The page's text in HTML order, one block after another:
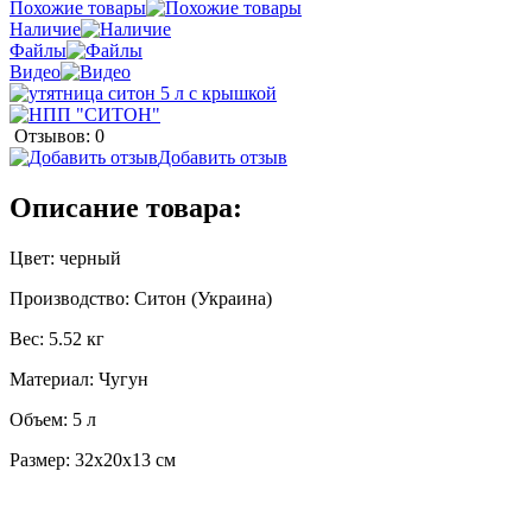
Похожие товары
Наличие
Файлы
Видео
Отзывов: 0
Добавить отзыв
Описание товара:
Цвет: черный
Производство: Ситон (Украина)
Вес: 5.52 кг
Материал: Чугун
Объем: 5 л
Размер: 32х20х13 см